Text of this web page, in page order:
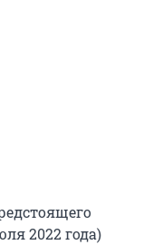
2022 года)